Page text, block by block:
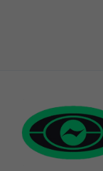
contenuto